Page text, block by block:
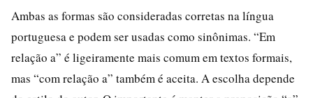
Ambas as formas são consideradas corretas na língua
portuguesa e podem ser usadas como sinônimas. “Em
relação a” é ligeiramente mais comum em textos formais,
mas “com relação a” também é aceita. A escolha depende